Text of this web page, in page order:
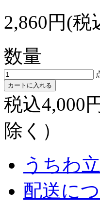
2,860円(税
数量
カートに入れる
税込4,000
除く）
うちわ
配送に